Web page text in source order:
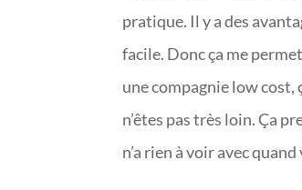
pratique. Il y a des
facile. Donc ça me
une compagnie low cost,
n’êtes pas très loin. Ça
n’a rien à voir avec